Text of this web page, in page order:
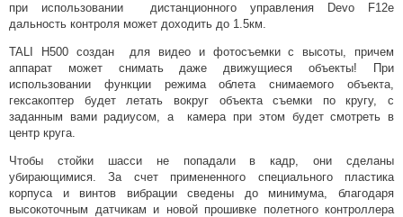
при использовании дистанционного управления Devo F12e
дальность контроля может доходить до 1.5км.
TALI H500 создан для видео и фотосъемки с высоты, причем
аппарат может снимать даже движущиеся объекты! При
использовании функции режима облета снимаемого объекта,
гексакоптер будет летать вокруг объекта съемки по кругу, с
заданным вами радиусом, а камера при этом будет смотреть в
центр круга.
Чтобы стойки шасси не попадали в кадр, они сделаны
убирающимися. За счет примененного специального пластика
корпуса и винтов вибрации сведены до минимума, благодаря
высокоточным датчикам и новой прошивке полетного контроллера